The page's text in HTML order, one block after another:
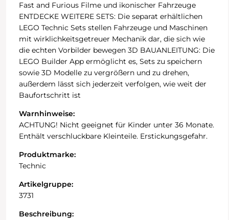
Fast and Furious Filme und ikonischer Fahrzeuge
ENTDECKE WEITERE SETS: Die separat erhältlichen
LEGO Technic Sets stellen Fahrzeuge und Maschinen
mit wirklichkeitsgetreuer Mechanik dar, die sich wie
die echten Vorbilder bewegen 3D BAUANLEITUNG: Die
LEGO Builder App ermöglicht es, Sets zu speichern
sowie 3D Modelle zu vergrößern und zu drehen,
außerdem lässt sich jederzeit verfolgen, wie weit der
Baufortschritt ist
Warnhinweise:
ACHTUNG! Nicht geeignet für Kinder unter 36 Monate.
Enthält verschluckbare Kleinteile. Erstickungsgefahr.
Produktmarke:
Technic
Artikelgruppe:
3731
Beschreibung: